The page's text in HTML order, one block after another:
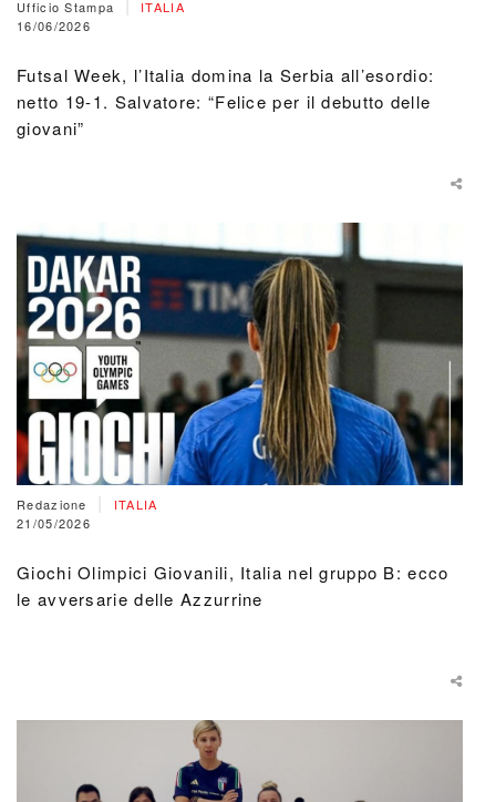
Ufficio Stampa
ITALIA
16/06/2026
Futsal Week, l’Italia domina la Serbia all’esordio:
netto 19-1. Salvatore: “Felice per il debutto delle
giovani”
Redazione
ITALIA
21/05/2026
Giochi Olimpici Giovanili, Italia nel gruppo B: ecco
le avversarie delle Azzurrine